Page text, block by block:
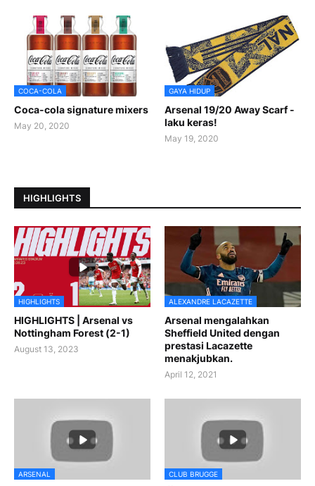
COCA-COLA
Coca-cola signature mixers
May 20, 2020
GAYA HIDUP
Arsenal 19/20 Away Scarf -
laku keras!
May 19, 2020
HIGHLIGHTS
HIGHLIGHTS
HIGHLIGHTS | Arsenal vs
Nottingham Forest (2-1)
August 13, 2023
ALEXANDRE LACAZETTE
Arsenal mengalahkan
Sheffield United dengan
prestasi Lacazette
menakjubkan.
April 12, 2021
ARSENAL CLUB BRUGGE